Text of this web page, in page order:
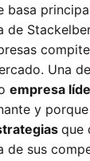
basa
de
Una
empresa
y
que
de sus